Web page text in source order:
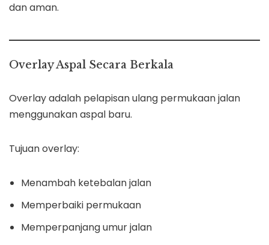
dan aman.
Overlay Aspal Secara Berkala
Overlay adalah pelapisan ulang permukaan jalan
menggunakan aspal baru.
Tujuan overlay:
Menambah ketebalan jalan
Memperbaiki permukaan
Memperpanjang umur jalan